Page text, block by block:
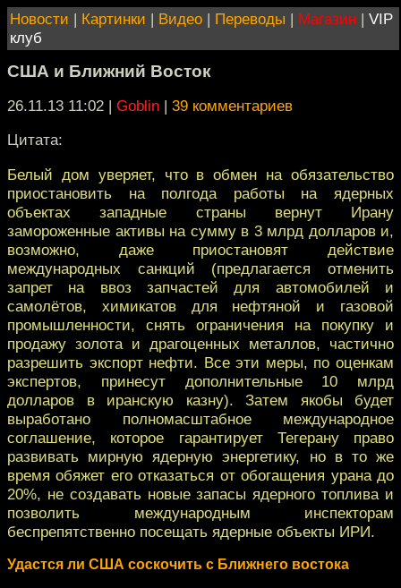
Новости | Картинки | Видео | Переводы | Магазин | VIP
клуб
США и Ближний Восток
26.11.13 11:02 | Goblin | 39 комментариев
Цитата:
Белый дом уверяет, что в обмен на обязательство
приостановить на полгода работы на ядерных
объектах западные страны вернут Ирану
замороженные активы на сумму в 3 млрд долларов и,
возможно, даже приостановят действие
международных санкций (предлагается отменить
запрет на ввоз запчастей для автомобилей и
самолётов, химикатов для нефтяной и газовой
промышленности, снять ограничения на покупку и
продажу золота и драгоценных металлов, частично
разрешить экспорт нефти. Все эти меры, по оценкам
экспертов, принесут дополнительные 10 млрд
долларов в иранскую казну). Затем якобы будет
выработано полномасштабное международное
соглашение, которое гарантирует Тегерану право
развивать мирную ядерную энергетику, но в то же
время обяжет его отказаться от обогащения урана до
20%, не создавать новые запасы ядерного топлива и
позволить международным инспекторам
беспрепятственно посещать ядерные объекты ИРИ.
Удастся ли США соскочить с Ближнего востока